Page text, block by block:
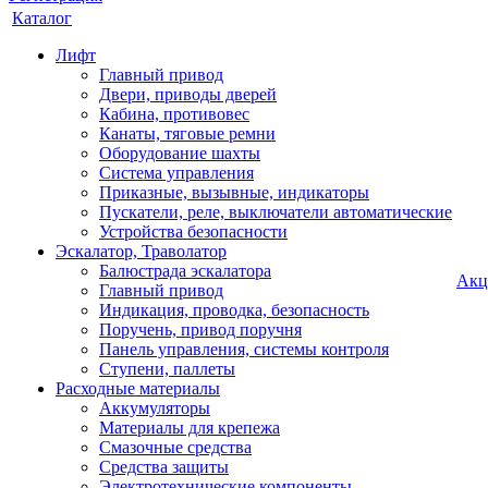
Каталог
Лифт
Главный привод
Двери, приводы дверей
Кабина, противовес
Канаты, тяговые ремни
Оборудование шахты
Система управления
Приказные, вызывные, индикаторы
Пускатели, реле, выключатели автоматические
Устройства безопасности
Эскалатор, Траволатор
Балюстрада эскалатора
Главный привод
Индикация, проводка, безопасность
Поручень, привод поручня
Панель управления, системы контроля
Ступени, паллеты
Расходные материалы
Аккумуляторы
Материалы для крепежа
Смазочные средства
Средства защиты